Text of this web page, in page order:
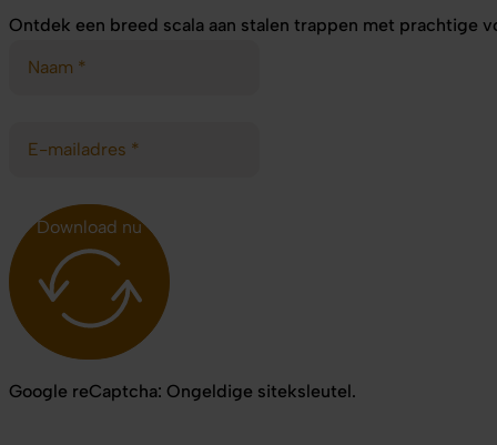
Ontdek een breed scala aan stalen trappen met prachtige
Download nu
Google reCaptcha: Ongeldige siteksleutel.